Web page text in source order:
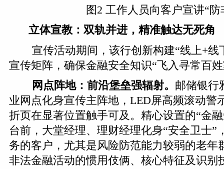
图2 工作人员向客户宣讲“防
立体宣教：双轨并进，精准触达无死角
宣传活动期间，该行创新构建“线上+线
宣传矩阵，确保金融安全知识“飞入寻常百
网点阵地：前沿堡垒强辐射。 邮储银行
业网点化身宣传主阵地，LED屏高频滚动警
折页在显著位置触手可及。精心设置的“金
台前，大堂经理、理财经理化身“安全卫士”
务的客户，尤其是风险防范能力较弱的老年
非法金融活动的惯用伎俩、核心特征及识别